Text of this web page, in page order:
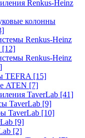
Renkus-Heinz
колонны
Renkus-Heinz
[12]
Renkus-Heinz
TEFRA [15]
ATEN [7]
TaverLab [41]
TaverLab [9]
TaverLab [10]
[9]
[2]